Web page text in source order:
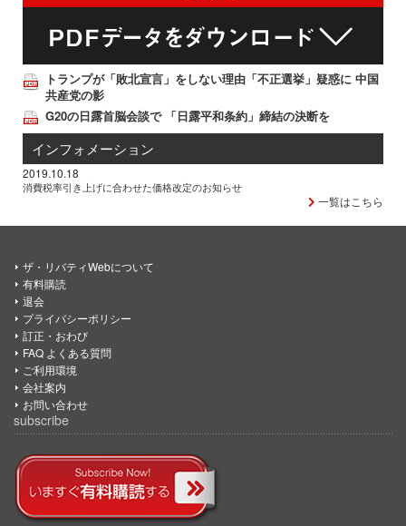
トランプが「敗北宣言」をしない理由「不正選挙」疑惑に 中国
共産党の影
G20の日露首脳会談で 「日露平和条約」締結の決断を
インフォメーション
2019.10.18
消費税率引き上げに合わせた価格改定のお知らせ
一覧はこちら
ザ・リバティWebについて
有料購読
退会
プライバシーポリシー
訂正・おわび
FAQ よくある質問
ご利用環境
会社案内
お問い合わせ
subscribe